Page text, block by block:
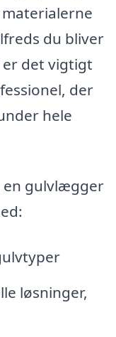
du bliver
det vigtigt
der
hele
en gulvlægger
løsninger,